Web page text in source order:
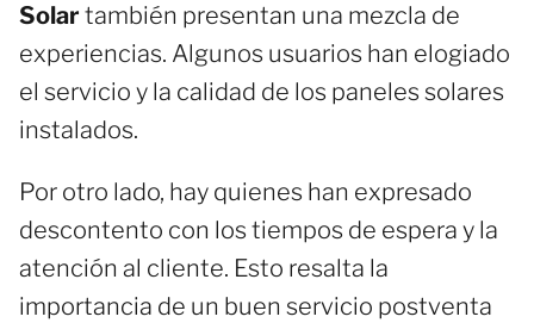
Solar también presentan una mezcla de
experiencias. Algunos usuarios han elogiado
el servicio y la calidad de los paneles solares
instalados.
Por otro lado, hay quienes han expresado
descontento con los tiempos de espera y la
atención al cliente. Esto resalta la
importancia de un buen servicio postventa